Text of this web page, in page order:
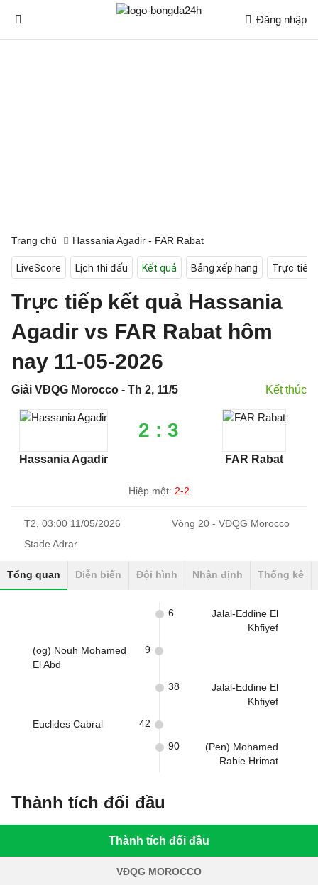
Đăng nhập
Trang chủ Hassania Agadir - FAR Rabat
LiveScore Lịch thi đấu Kết quả Bảng xếp hạng Trực tiếp
Trực tiếp kết quả Hassania
Agadir vs FAR Rabat hôm
nay 11-05-2026
Giải VĐQG Morocco - Th 2, 11/5 Kết thúc
Hassania Agadir
2 : 3
FAR Rabat
Hiệp một: 2-2
T2, 03:00 11/05/2026
Vòng 20 - VĐQG Morocco
Stade Adrar
Tổng quan Diễn biến Đội hình Nhận định Thống kê
Jalal-Eddine El
Khfiyef
6
(og) Nouh Mohamed
El Abd
9
Jalal-Eddine El
Khfiyef
38
Euclides Cabral 42
(Pen) Mohamed
Rabie Hrimat
90
Thành tích đối đầu
Thành tích đối đầu
VĐQG MOROCCO